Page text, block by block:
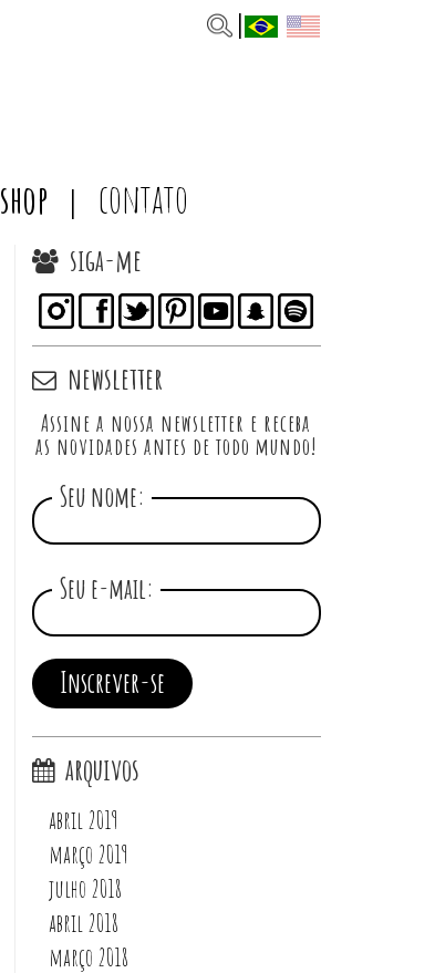
shop contato
siga-me
newsletter
Assine a nossa newsletter e receba
as novidades antes de todo mundo!
Seu nome:
Seu e-mail:
arquivos
abril 2019
março 2019
julho 2018
abril 2018
março 2018